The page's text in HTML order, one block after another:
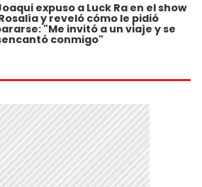
expuso a Luck Ra en el show
y reveló cómo le pidió
"Me invitó a un viaje y se
conmigo"